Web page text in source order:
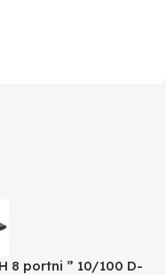
8 portni ” 10/100 D-